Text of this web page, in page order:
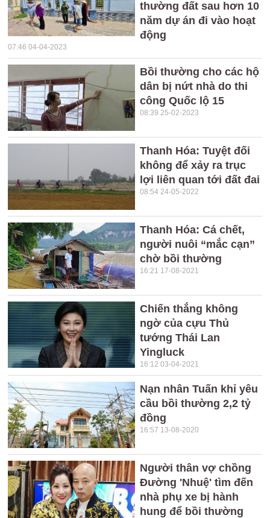
thường đất sau hơn 10
năm dự án đi vào hoạt
động
07:46 04-04-2023
Bồi thường cho các hộ
dân bị nứt nhà do thi
công Quốc lộ 15
08:39 25-02-2023
Thanh Hóa: Tuyệt đối
không để xảy ra trục
lợi liên quan tới đất đai
08:54 24-05-2022
Thanh Hóa: Cá chết,
người nuôi “mắc cạn”
chờ bồi thường
16:21 17-08-2021
Chiến thắng không
ngờ của cựu Thủ
tướng Thái Lan
Yingluck
16:12 03-04-2021
Nạn nhân Tuấn khỉ yêu
cầu bồi thường 2,2 tỷ
đồng
16:57 13-08-2020
Người thân vợ chồng
Đường 'Nhuệ' tìm đến
nhà phụ xe bị hành
hung để bồi thường